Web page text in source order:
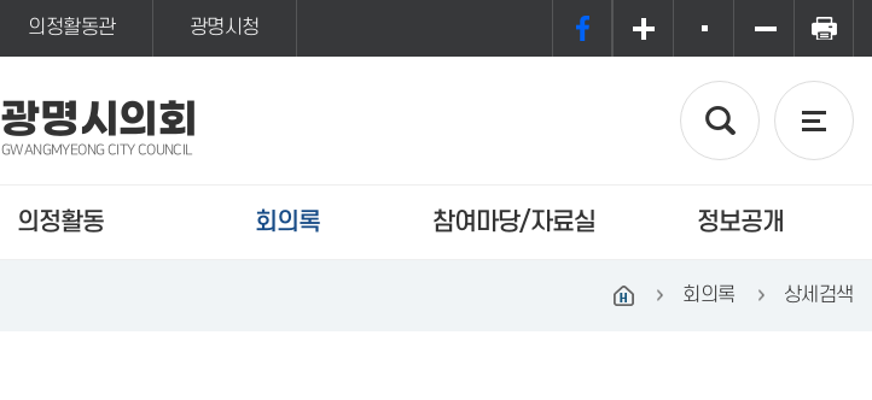
의정활동관 광명시청
광명시의회
GWANGMYEONG CITY COUNCIL
의정활동 회의록 참여마당/자료실 정보공개
회의록 상세검색